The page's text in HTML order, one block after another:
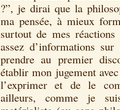
?”, je dirai que la
ma pensée, à mieux
surtout de mes réactions
assez d’informations
prendre au premier
établir mon jugement
l’exprimer et de le
ailleurs, comme je